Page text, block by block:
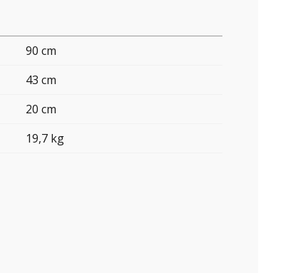
90 cm
43 cm
20 cm
19,7 kg